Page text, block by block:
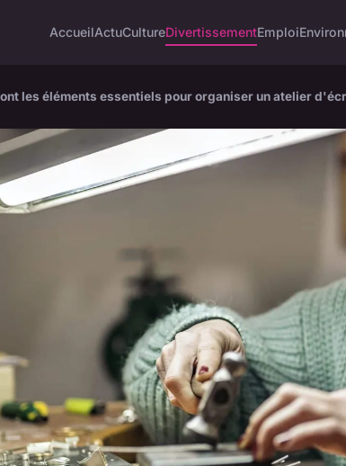
AccueilActuCultureDivertissementEmploi
les éléments essentiels pour organiser un atelier